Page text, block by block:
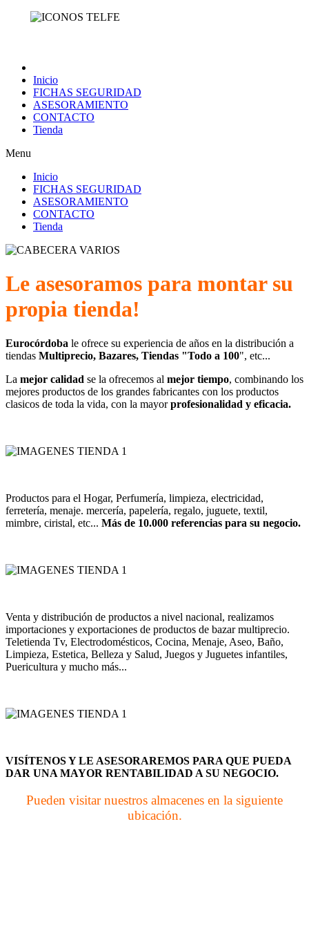
Inicio
FICHAS SEGURIDAD
ASESORAMIENTO
CONTACTO
Tienda
Menu
Inicio
FICHAS SEGURIDAD
ASESORAMIENTO
CONTACTO
Tienda
Le asesoramos para montar su
propia tienda!
Eurocórdoba le ofrece su experiencia de años en la distribución a
tiendas Multiprecio, Bazares, Tiendas "Todo a 100", etc...
La mejor calidad se la ofrecemos al mejor tiempo, combinando los
mejores productos de los grandes fabricantes con los productos
clasicos de toda la vida, con la mayorprofesionalidad y eficacia.
Productos para el Hogar, Perfumería, limpieza, electricidad,
ferretería, menaje. mercería, papelería, regalo, juguete, textil,
mimbre, ciristal, etc... Más de 10.000 referencias para su negocio.
Venta y distribución de productos a nivel nacional, realizamos
importaciones y exportaciones de productos de bazar multiprecio.
Teletienda Tv, Electrodomésticos, Cocina, Menaje, Aseo, Baño,
Limpieza, Estetica, Belleza y Salud, Juegos y Juguetes infantiles,
Puericultura y mucho más...
VISÍTENOS Y LE ASESORAREMOS PARA QUE PUEDA
DAR UNA MAYOR RENTABILIDAD A SU NEGOCIO.
Pueden visitar nuestros almacenes en la siguiente
ubicación.